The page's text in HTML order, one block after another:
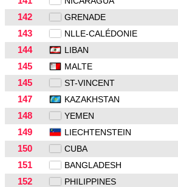
142
GRENADE
143
NLLE-CALÉDONIE
144
LIBAN
145
MALTE
145
ST-VINCENT
147
KAZAKHSTAN
148
YEMEN
149
LIECHTENSTEIN
150
CUBA
151
BANGLADESH
152
PHILIPPINES